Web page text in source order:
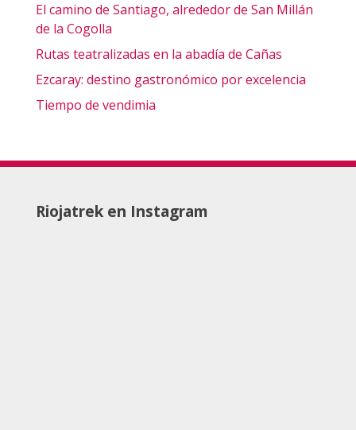
El camino de Santiago, alrededor de San Millán
de la Cogolla
Rutas teatralizadas en la abadía de Cañas
Ezcaray: destino gastronómico por excelencia
Tiempo de vendimia
Riojatrek en Instagram